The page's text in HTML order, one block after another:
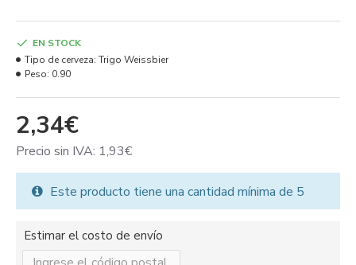
2,34€
Precio sin IVA: 1,93€
EN STOCK
Tipo de cerveza: Trigo Weissbier
Peso: 0.90
Este producto tiene una cantidad mínima de 5
Estimar el costo de envío